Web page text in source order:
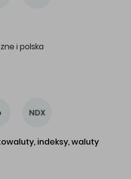
i polska
indeksy, waluty